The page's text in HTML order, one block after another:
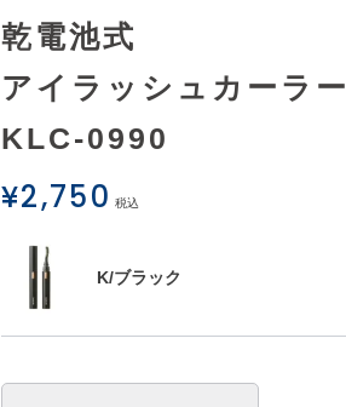
乾電池式
アイラッシュカーラー
KLC-0990
¥2,750 税込
K/ブラック